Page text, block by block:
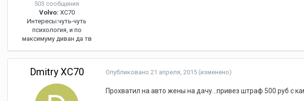
503 сообщения
Volvo: XC70
Интересы:чуть-чуть
психология, и по
максимуму диван да тв
Dmitry XC70 Опубликовано 21 апреля, 2015 (изменено)
Прохватил на авто жены на дачу...привез штраф 500 руб с